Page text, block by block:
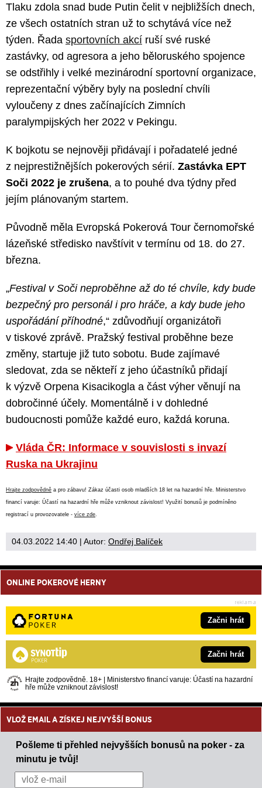
Tlaku zdola snad bude Putin čelit v nejbližších dnech,
ze všech ostatních stran už to schytává více než
týden. Řada sportovních akcí ruší své ruské
zastávky, od agresora a jeho běloruského spojence
se odstřihly i velké mezinárodní sportovní organizace,
reprezentační výběry byly na poslední chvíli
vyloučeny z dnes začínajících Zimních
paralympijských her 2022 v Pekingu.
K bojkotu se nejnověji přidávají i pořadatelé jedné
z nejprestižnějších pokerových sérií. Zastávka EPT
Soči 2022 je zrušena, a to pouhé dva týdny před
jejím plánovaným startem.
Původně měla Evropská Pokerová Tour černomořské
lázeňské středisko navštívit v termínu od 18. do 27.
března.
„Festival v Soči neproběhne až do té chvíle, kdy bude
bezpečný pro personál i pro hráče, a kdy bude jeho
uspořádání příhodné,“ zdůvodňují organizátoři
v tiskové zprávě. Pražský festival proběhne beze
změny, startuje již tuto sobotu. Bude zajímavé
sledovat, zda se někteří z jeho účastníků přidají
k výzvě Orpena Kisacikogla a část výher věnují na
dobročinné účely. Momentálně i v dohledné
budoucnosti pomůže každé euro, každá koruna.
Vláda ČR: Informace v souvislosti s invazí
Ruska na Ukrajinu
Hrajte zodpovědně a pro zábavu! Zákaz účasti osob mladších 18 let na hazardní hře. Ministerstvo
financí varuje: Účastí na hazardní hře může vzniknout závislost! Využití bonusů je podmíněno
registrací u provozovatele - více zde.
04.03.2022 14:40 | Autor: Ondřej Balíček
ONLINE POKEROVÉ HERNY
Začni hrát
Začni hrát
Hrajte zodpovědně. 18+ | Ministerstvo financí varuje: Účastí na hazardní
hře může vzniknout závislost!
VLOŽ EMAIL A ZÍSKEJ NEJVYŠŠÍ BONUS
Pošleme ti přehled nejvyšších bonusů na poker - za
minutu je tvůj!